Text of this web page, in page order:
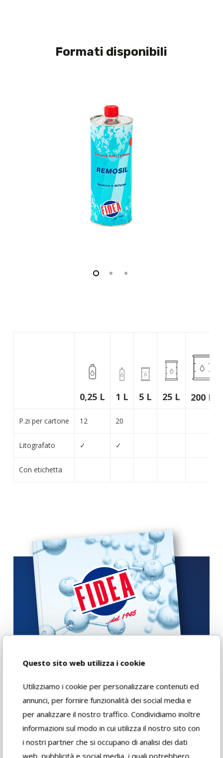
Questo sito web utilizza i cookie
Utilizziamo i cookie per personalizzare contenuti ed
annunci, per fornire funzionalità dei social media e
per analizzare il nostro traffico. Condividiamo inoltre
informazioni sul modo in cui utilizza il nostro sito con
i nostri partner che si occupano di analisi dei dati
web, pubblicità e social media, i quali potrebbero
Formati disponibili
0,25 L 1 L 5 L 25 L 200 L
P.zi per cartone 12 20
Litografato ✓ ✓
Con etichetta